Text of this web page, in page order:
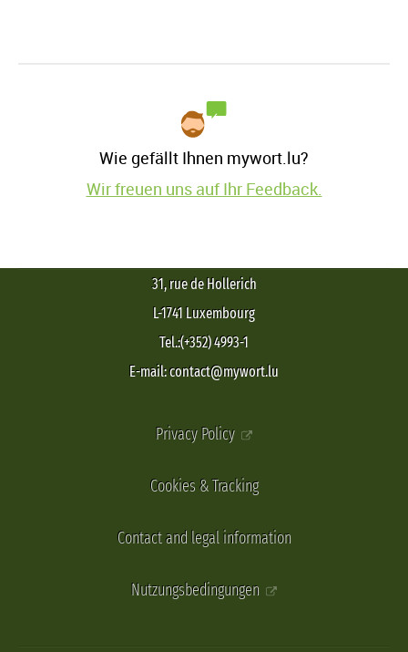
Wie gefällt Ihnen mywort.lu?
Wir freuen uns auf Ihr Feedback.
31, rue de Hollerich
L-1741 Luxembourg
Tel.:(+352) 4993-1
E-mail: contact@mywort.lu
Privacy Policy
Cookies & Tracking
Contact and legal information
Nutzungsbedingungen